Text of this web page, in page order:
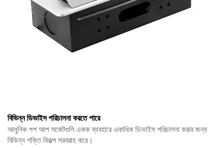
বিভিন্ন ডিভাইস পরিচালনা করতে পারে
আধুনিক পপ আপ সকেটগুলি একক ব্যবহারে একাধিক ডিভাইস পরিচালনা করার জন্য
বিভিন্ন শক্তি বিকল্প সরবরাহ করে।